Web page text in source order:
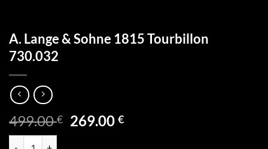
A. Lange & Sohne 1815 Tourbillon
730.032
499.00€ Ursprünglicher
269.00€Aktueller